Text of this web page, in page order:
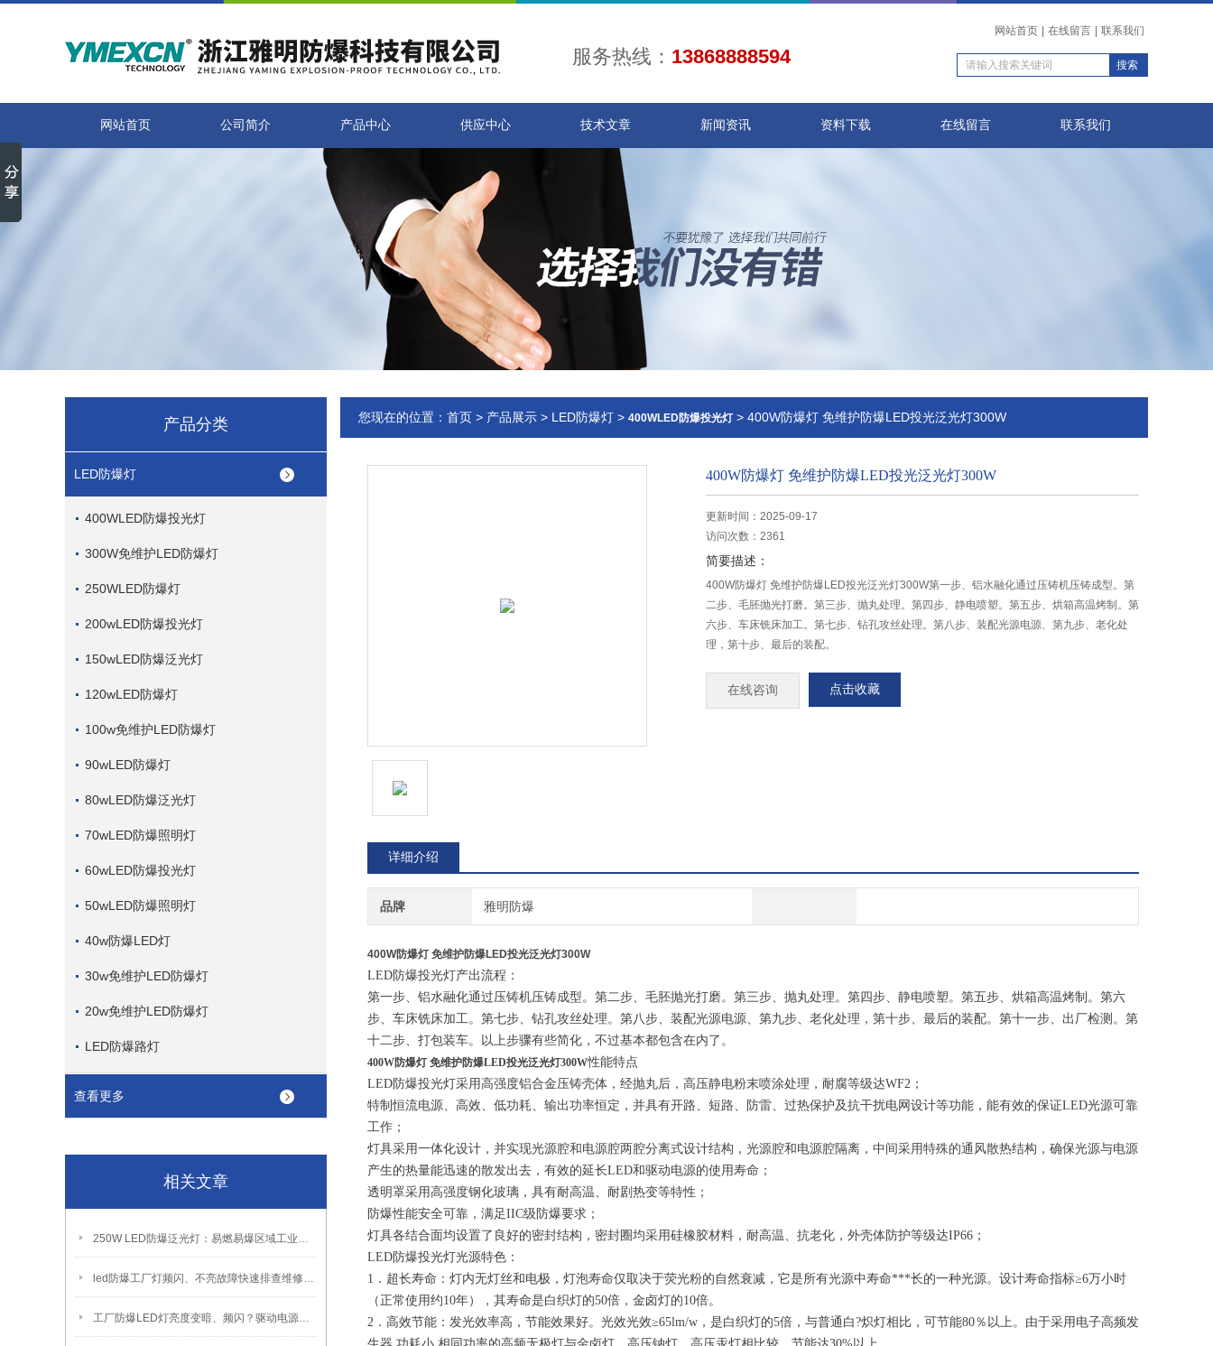
服务热线： 13868888594
网站首页 在线留言 联系我们
网站首页 公司简介 产品中心 供应中心 技术文章 新闻资讯 资料下载 在线留言 联系我们
产品分类
LED防爆灯
400WLED防爆投光灯
300W免维护LED防爆灯
250WLED防爆灯
200wLED防爆投光灯
150wLED防爆泛光灯
120wLED防爆灯
100w免维护LED防爆灯
90wLED防爆灯
80wLED防爆泛光灯
70wLED防爆照明灯
60wLED防爆投光灯
50wLED防爆照明灯
40w防爆LED灯
30w免维护LED防爆灯
20w免维护LED防爆灯
LED防爆路灯
查看更多
相关文章
250W LED防爆泛光灯：易燃易爆区域工业固定照明装置
led防爆工厂灯频闪、不亮故障快速排查维修方法
工厂防爆LED灯亮度变暗、频闪？驱动电源故障检修方法
您现在的位置： 首页 > 产品展示 > LED防爆灯 > 400WLED防爆投光灯> 400W防爆灯 免维护防爆LED投光泛光灯300W
400W防爆灯 免维护防爆LED投光泛光灯300W
更新时间：2025-09-17
访问次数：2361
简要描述：
400W防爆灯 免维护防爆LED投光泛光灯300W第一步、铝水融化通过压铸机压铸成型。第
二步、毛胚抛光打磨。第三步、抛丸处理。第四步、静电喷塑。第五步、烘箱高温烤制。第
六步、车床铣床加工。第七步、钻孔攻丝处理。第八步、装配光源电源、第九步、老化处
理，第十步、最后的装配。
在线咨询 点击收藏
详细介绍
品牌 雅明防爆
400W防爆灯 免维护防爆LED投光泛光灯300W
LED防爆投光灯产出流程：
第一步、铝水融化通过压铸机压铸成型。第二步、毛胚抛光打磨。第三步、抛丸处理。第四步、静电喷塑。第五步、烘箱高温烤制。第六
步、车床铣床加工。第七步、钻孔攻丝处理。第八步、装配光源电源、第九步、老化处理，第十步、最后的装配。第十一步、出厂检测。第
十二步、打包装车。以上步骤有些简化，不过基本都包含在内了。
400W防爆灯 免维护防爆LED投光泛光灯300W性能特点
LED防爆投光灯采用高强度铝合金压铸壳体，经抛丸后，高压静电粉末喷涂处理，耐腐等级达WF2；
特制恒流电源、高效、低功耗、输出功率恒定，并具有开路、短路、防雷、过热保护及抗干扰电网设计等功能，能有效的保证LED光源可靠
工作；
灯具采用一体化设计，并实现光源腔和电源腔两腔分离式设计结构，光源腔和电源腔隔离，中间采用特殊的通风散热结构，确保光源与电源
产生的热量能迅速的散发出去，有效的延长LED和驱动电源的使用寿命；
透明罩采用高强度钢化玻璃，具有耐高温、耐剧热变等特性；
防爆性能安全可靠，满足IIC级防爆要求；
灯具各结合面均设置了良好的密封结构，密封圈均采用硅橡胶材料，耐高温、抗老化，外壳体防护等级达IP66；
LED防爆投光灯光源特色：
1．超长寿命：灯内无灯丝和电极，灯泡寿命仅取决于荧光粉的自然衰减，它是所有光源中寿命***长的一种光源。设计寿命指标≥6万小时
（正常使用约10年），其寿命是白织灯的50倍，金卤灯的10倍。
2．高效节能：发光效率高，节能效果好。光效光效≥65lm/w，是白织灯的5倍，与普通白?炽灯相比，可节能80％以上。由于采用电子高频发